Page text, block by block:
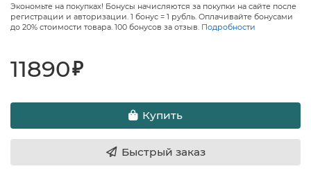
Экономьте на покупках! Бонусы начисляются за покупки на сайте после
регистрации и авторизации. 1 бонус = 1 рубль. Оплачивайте бонусами
до 20% стоимости товара. 100 бонусов за отзыв. Подробности
11890₽
Купить
Быстрый заказ